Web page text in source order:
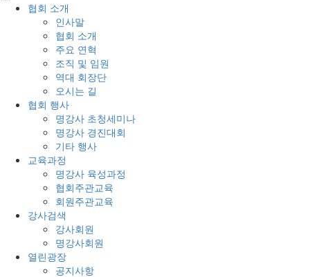
협회 소개
인사말
협회 소개
주요 연혁
조직 및 임원
역대 회장단
오시는 길
협회 행사
명강사 초청세미나
명강사 경진대회
기타 행사
교육과정
명강사 육성과정
협회주관교육
회원주관교육
강사검색
강사회원
명강사회원
열린광장
공지사항